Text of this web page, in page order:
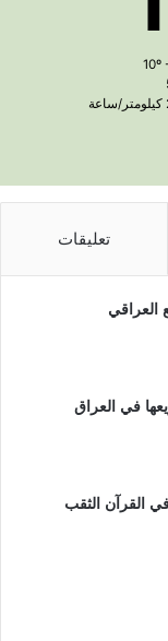
تعليقات
العراقي
في العراق
القرآن الثقب